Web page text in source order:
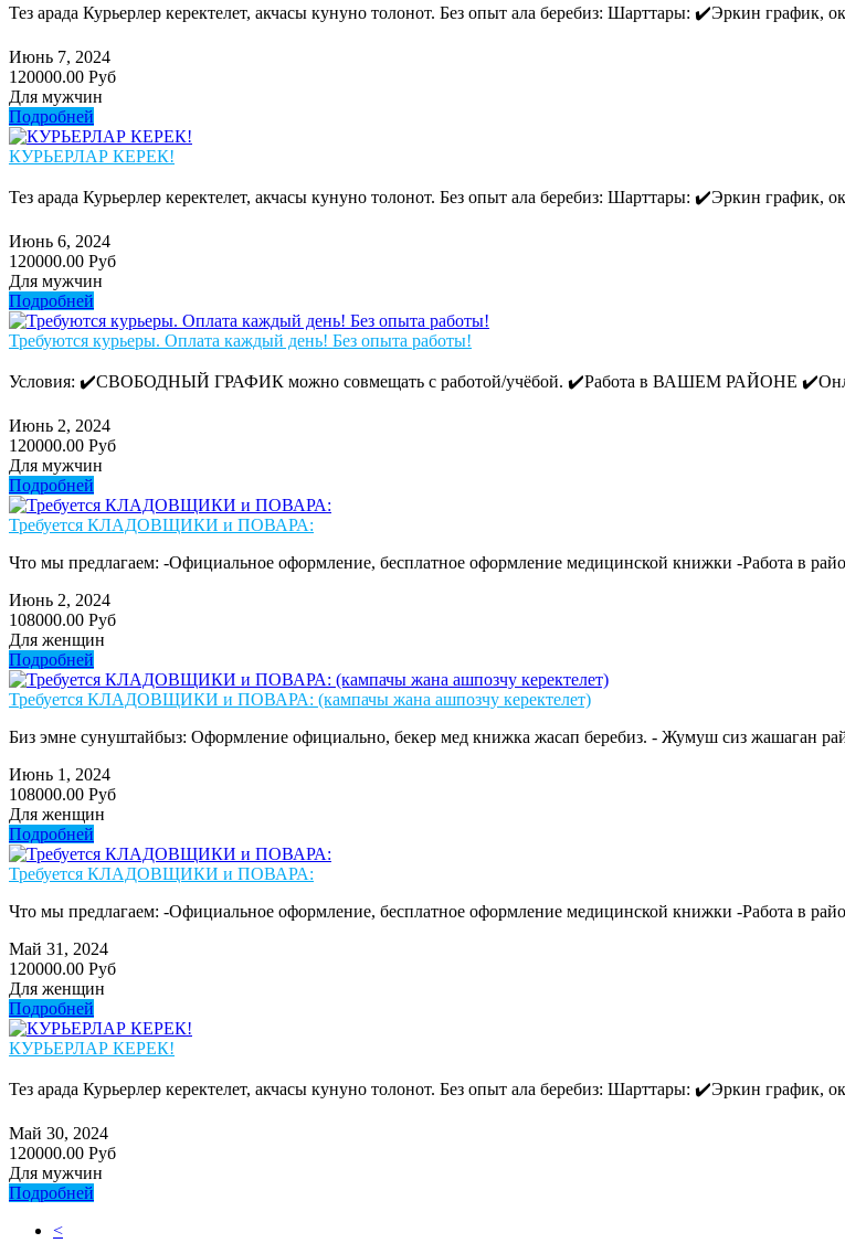
Тез арада Курьерлер керектелет, акчасы кунуно толонот. Без опыт ала беребиз: Шарттары: ✔️Эркин
Июнь 7, 2024
120000.00 Руб
Для мужчин
Подробней
КУРЬЕРЛАР КЕРЕК!
Тез арада Курьерлер керектелет, акчасы кунуно толонот. Без опыт ала беребиз: Шарттары: ✔️Эркин
Июнь 6, 2024
120000.00 Руб
Для мужчин
Подробней
Требуются курьеры. Оплата каждый день! Без опыта работы!
Условия: ✔️СВОБОДНЫЙ ГРАФИК можно совмещать с работой/учёбой. ✔️Работа в ВАШЕМ РАЙОНЕ
Июнь 2, 2024
120000.00 Руб
Для мужчин
Подробней
Требуется КЛАДОВЩИКИ и ПОВАРА:
Что мы предлагаем: -Официальное оформление, бесплатное оформление медицинской книжки -Работа в
Июнь 2, 2024
108000.00 Руб
Для женщин
Подробней
Требуется КЛАДОВЩИКИ и ПОВАРА: (кампачы жана ашпозчу керектелет)
Биз эмне сунуштайбыз: Оформление официально, бекер мед книжка жасап беребиз. - Жумуш сиз жашаган
Июнь 1, 2024
108000.00 Руб
Для женщин
Подробней
Требуется КЛАДОВЩИКИ и ПОВАРА:
Что мы предлагаем: -Официальное оформление, бесплатное оформление медицинской книжки -Работа в
Май 31, 2024
120000.00 Руб
Для женщин
Подробней
КУРЬЕРЛАР КЕРЕК!
Тез арада Курьерлер керектелет, акчасы кунуно толонот. Без опыт ала беребиз: Шарттары: ✔️Эркин
Май 30, 2024
120000.00 Руб
Для мужчин
Подробней
<